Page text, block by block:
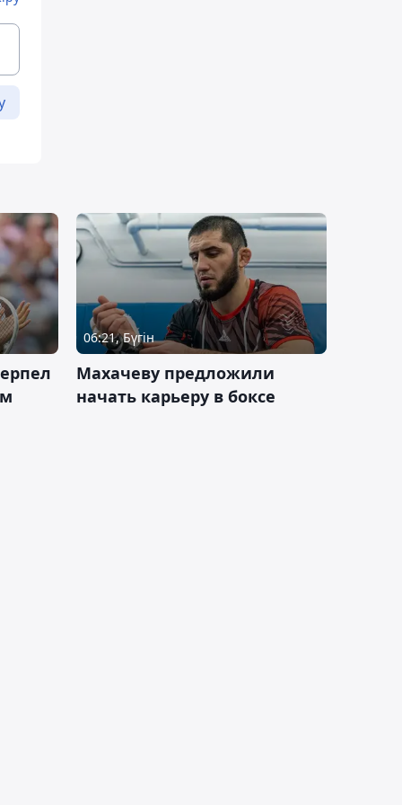
06:21, Бүгін
Махачеву предложили
начать карьеру в боксе